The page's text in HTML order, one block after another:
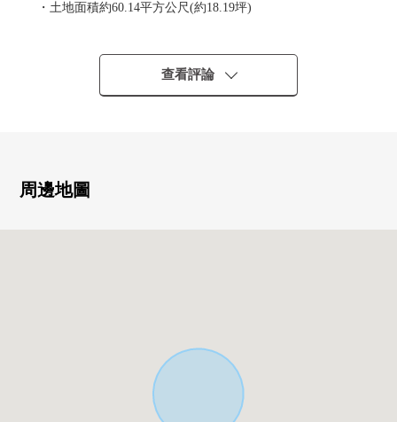
・土地面積約60.14平方公尺(約18.19坪)
・建築面積約97.02平方公尺(約29.34坪)
・有2個地方廁所
查看評論
周邊地圖